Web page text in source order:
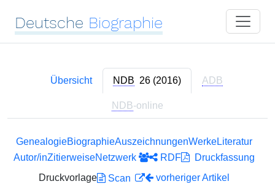
Deutsche Biographie
Übersicht NDB 26 (2016) ADB
NDB-online
GenealogieBiographieAuszeichnungenWerkeLiteratur
Autor/inZitierweiseNetzwerk RDF
Druckfassung
Druckvorlage
Scan
vorheriger Artikel